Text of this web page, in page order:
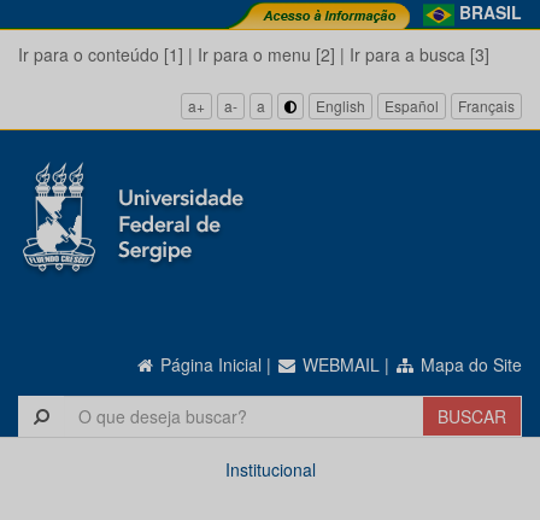
BRASIL
Ir para o conteúdo [1] | Ir para o menu [2] | Ir para a busca [3]
a+ a- a English Español Français
Página Inicial | WEBMAIL | Mapa do Site
Institucional